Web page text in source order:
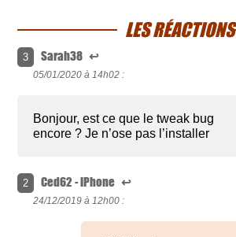
LES RÉACTIONS
3 Sarah38 ↩
05/01/2020 à 14h02 :
Bonjour, est ce que le tweak bug
encore ? Je n’ose pas l’installer
2 Ced62 - iPhone ↩
24/12/2019 à 12h00 :